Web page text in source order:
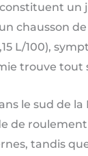
chausson
L/100),
trouve tout
le sud de
tandis